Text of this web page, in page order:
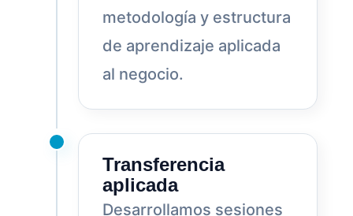
metodología y estructura
de aprendizaje aplicada
al negocio.
Transferencia
aplicada
Desarrollamos sesiones